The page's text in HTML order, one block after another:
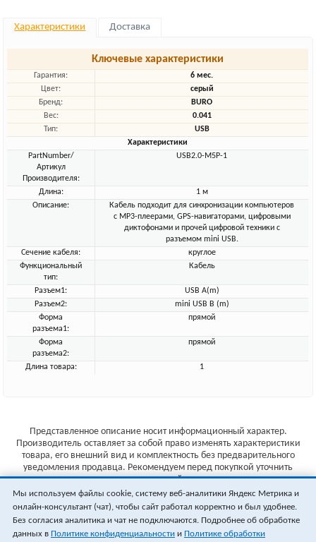
Характеристики Доставка
Ключевые характеристики
Гарантия:
6 мес.
Цвет:
серый
Бренд:
BURO
Вес:
0.041
Тип:
USB
Характеристики
PartNumber/
Артикул
Производителя:
USB2.0-M5P-1
Длина:
1 м
Описание:
Кабель подходит для синхронизации компьютеров
с MP3-плеерами, GPS-навигаторами, цифровыми
диктофонами и прочей цифровой техники с
разъемом mini USB.
Сечение кабеля:
круглое
Функциональный
тип:
Кабель
Разъем1:
USB A(m)
Разъем2:
mini USB B (m)
Форма
разъема1:
прямой
Форма
разъема2:
прямой
Длина товара: 1
Представленное описание носит информационный характер.
Производитель оставляет за собой право изменять характеристики
товара, его внешний вид и комплектность без предварительного
уведомления продавца. Рекомендуем перед покупкой уточнить
характеристики товара на сайте производителя.
Указанные цены не являются публичной офертой (ст.435 ГК РФ).
Стоимость и наличие товара уточняйте у менеджера.
Мы используем файлы cookie, систему веб-аналитики Яндекс Метрика и
онлайн-консультант (чат), чтобы сайт работал корректно и был удобнее.
Без согласия аналитика и чат не подключаются. Подробнее об обработке
данных в Политике конфиденциальности и Политике обработки